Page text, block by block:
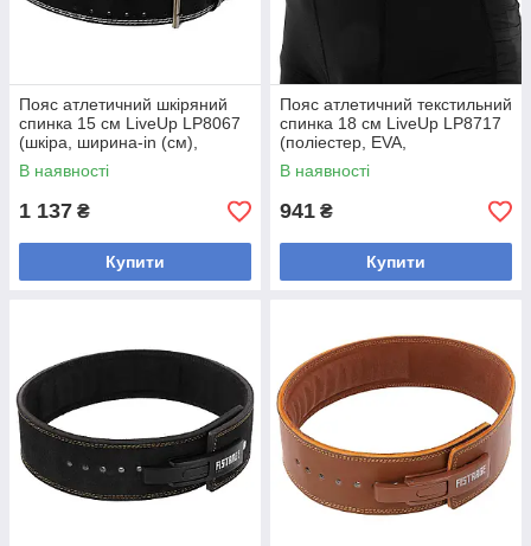
Пояс атлетичний шкіряний
спинка 15 см LiveUp LP8067
(шкіра, ширина-in (см),
довжина см, розмір M-L, з
підкладкою
В наявності
1 137 ₴
Купити
Пояс атлетичний текстильний
спинка 18 см LiveUp LP8717
(поліестер, EVA,
S:75×18×2см, M:86×18×2см,
В наявності
941 ₴
Купити